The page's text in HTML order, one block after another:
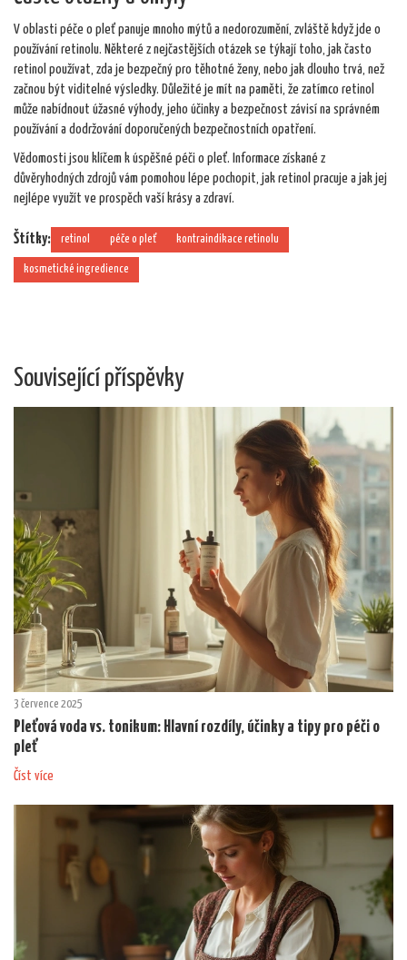
V oblasti péče o pleť panuje mnoho mýtů a nedorozumění, zvláště když jde o
používání retinolu. Některé z nejčastějších otázek se týkají toho, jak často
retinol používat, zda je bezpečný pro těhotné ženy, nebo jak dlouho trvá, než
začnou být viditelné výsledky. Důležité je mít na paměti, že zatímco retinol
může nabídnout úžasné výhody, jeho účinky a bezpečnost závisí na správném
používání a dodržování doporučených bezpečnostních opatření.
Vědomosti jsou klíčem k úspěšné péči o pleť. Informace získané z
důvěryhodných zdrojů vám pomohou lépe pochopit, jak retinol pracuje a jak jej
nejlépe využít ve prospěch vaší krásy a zdraví.
Štítky: retinol péče o pleť kontraindikace retinolu
kosmetické ingredience
Související příspěvky
3 července 2025
Pleťová voda vs. tonikum: Hlavní rozdíly, účinky a tipy pro péči o
pleť
Číst více